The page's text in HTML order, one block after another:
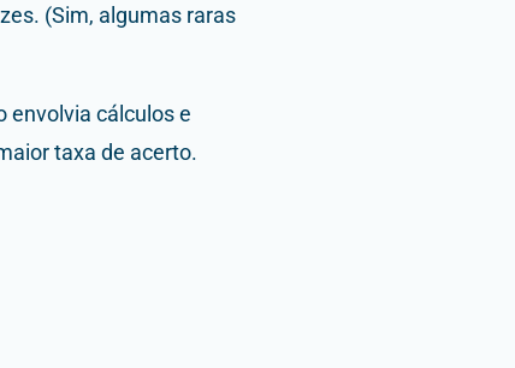
(Sim, algumas raras
envolvia cálculos e
taxa de acerto.